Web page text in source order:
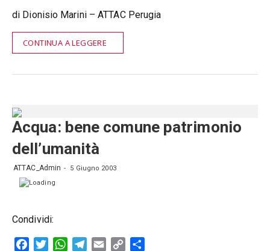
di Dionisio Marini – ATTAC Perugia
CONTINUA A LEGGERE
Acqua: bene comune patrimonio
dell’umanità
ATTAC_Admin 5 Giugno 2003
Condividi:
FacebookTwitterWhatsAppTelegram
Email
Copy